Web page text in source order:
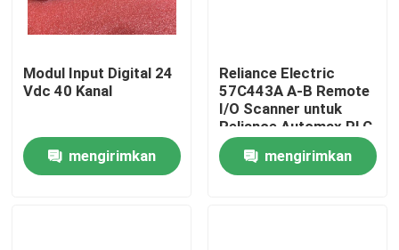
Modul Input Digital 24
Vdc 40 Kanal
mengirimkan
Reliance Electric
57C443A A-B Remote
I/O Scanner untuk
Reliance Automax PLC
Module Circuit Rev 01
Made in USAmengirimkan